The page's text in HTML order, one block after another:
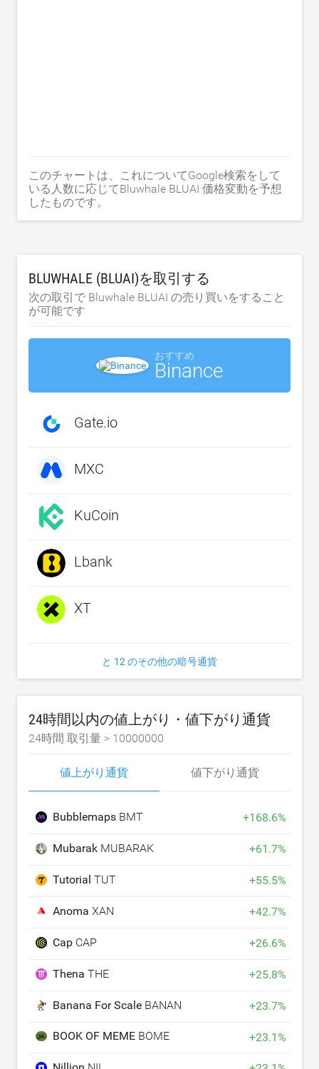
このチャートは、これについてGoogle検索をして
いる人数に応じてBluwhale BLUAI 価格変動を予想
したものです。
BLUWHALE (BLUAI)を取引する
次の取引で Bluwhale BLUAI の売り買いをすること
が可能です
おすすめ
Binance
Gate.io
MXC
KuCoin
Lbank
XT
と 12 のその他の暗号通貨
24時間以内の値上がり・値下がり通貨
24時間 取引量 > 10000000
値上がり通貨 値下がり通貨
Bubblemaps BMT +168.6%
Mubarak MUBARAK +61.7%
Tutorial TUT +55.5%
Anoma XAN +42.7%
Cap CAP +26.6%
Thena THE +25.8%
Banana For Scale BANANAS31 +23.7%
BOOK OF MEME BOME +23.1%